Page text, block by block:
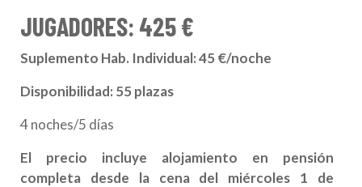
JUGADORES: 425 €
Suplemento Hab. Individual: 45 €/noche
Disponibilidad: 55 plazas
4 noches/5 días
El precio incluye alojamiento en pensión
completa desde la cena del miércoles 1 de